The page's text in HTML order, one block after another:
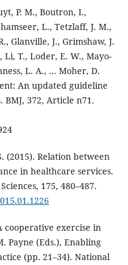
P. M., Boutron, I.,
L., Tetzlaff, J. M.,
Glanville, J., Grimshaw, J.
T., Loder, E. W., Mayo-
L. A., ... Moher, D.
An updated guideline
372, Article n71.
(2015). Relation between
in healthcare services.
175, 480–487.
cooperative exercise in
Payne (Eds.), Enabling
(pp. 21–34). National